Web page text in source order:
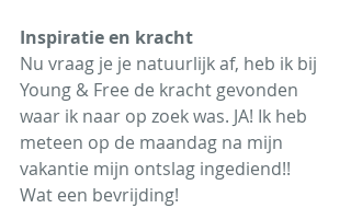
Inspiratie en kracht
Nu vraag je je natuurlijk af, heb ik bij
Young & Free de kracht gevonden
waar ik naar op zoek was. JA! Ik heb
meteen op de maandag na mijn
vakantie mijn ontslag ingediend!!
Wat een bevrijding!